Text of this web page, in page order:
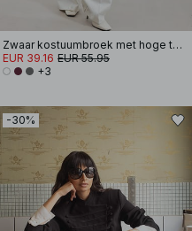
Zwaar kostuumbroek met hoge taille
EUR 39.16 EUR 55.95
+3
-30%